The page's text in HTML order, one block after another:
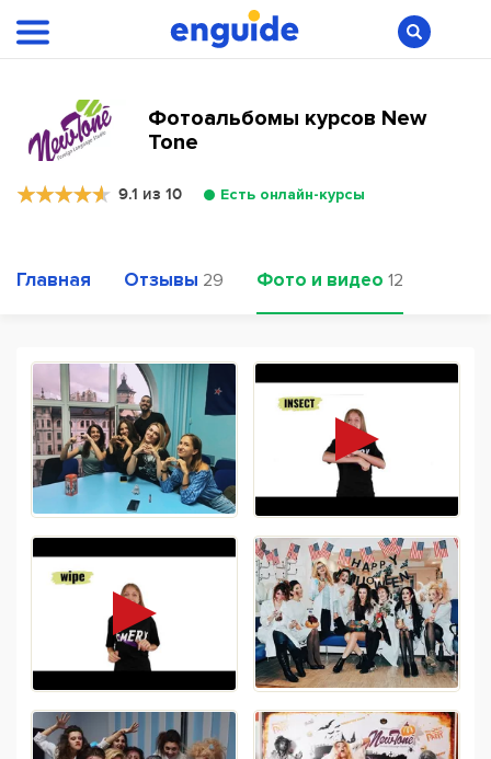
Фотоальбомы курсов New
Tone
9.1 из 10 Есть онлайн-курсы
Главная Отзывы 29 Фото и видео 12